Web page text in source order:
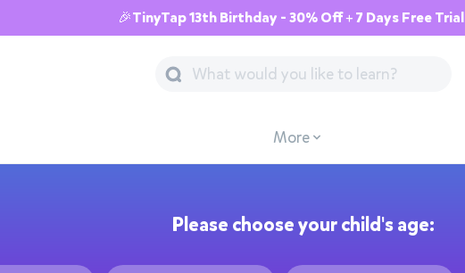
🎉TinyTap 13th Birthday - 30% Off + 7 Days Free Trial
More
Please choose your child's age: